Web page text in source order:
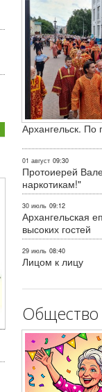
Архангельск. По
01 август 09:30
Протоиерей
наркотикам!"
30 июль 09:12
Архангельская
высоких гостей
29 июль 08:40
Лицом к лицу
Общество